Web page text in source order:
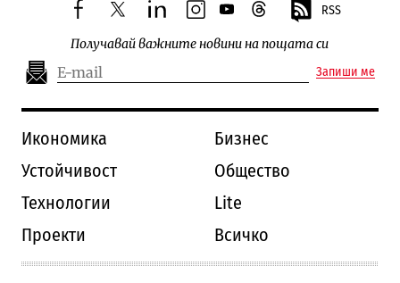
facebooktwitterlinkedininstagram
youtubethreads RSS
Получавай важните новини на пощата си
Запиши ме
Икономика
Бизнес
Устойчивост
Общество
Технологии
Lite
Проекти
Всичко